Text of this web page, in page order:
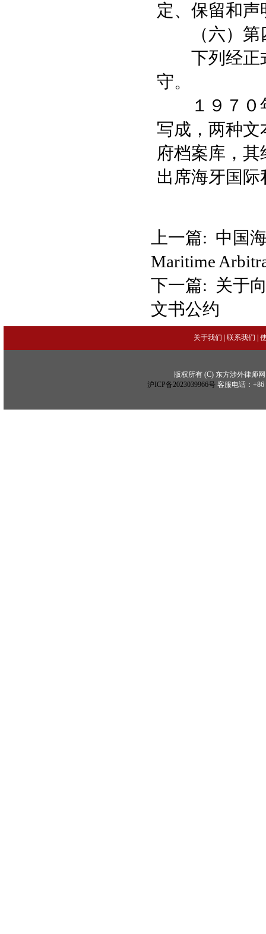
定、保留和声
（六）第四
下列经正式
守。
１９７０年
写成，两种
府档案库，
出席海牙国
上一篇: 中国
Maritime
下一篇: 关于
文书公约
关于我们 联系我们
版权所有 (C) 东方涉外律师网
沪ICP备2023039966号客服电话：+86